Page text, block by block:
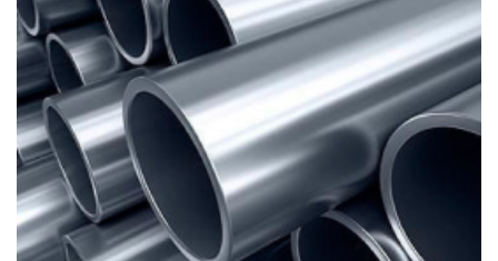
Полособульб
Полукруг
Шпунт Ларсена